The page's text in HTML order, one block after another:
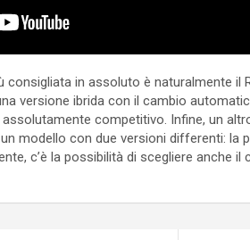
consigliata in assoluto è naturalmente il
versione ibrida con il cambio
competitivo. Infine, un
modello con due versioni differenti: la
c’è la possibilità di scegliere anche il